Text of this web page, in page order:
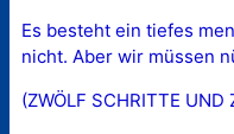
Es besteht ein tiefes
nicht. Aber wir müssen
(ZWÖLF SCHRITTE UND